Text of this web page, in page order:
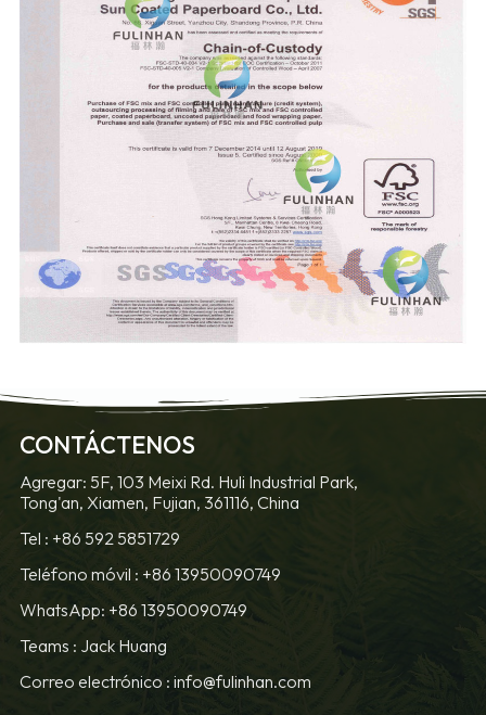
CONTÁCTENOS
Agregar: 5F, 103 Meixi Rd. Huli Industrial Park,
Tong'an, Xiamen, Fujian, 361116, China
Tel : +86 592 5851729
Teléfono móvil : +86 13950090749
WhatsApp: +86 13950090749
Teams : Jack Huang
Correo electrónico : info@fulinhan.com